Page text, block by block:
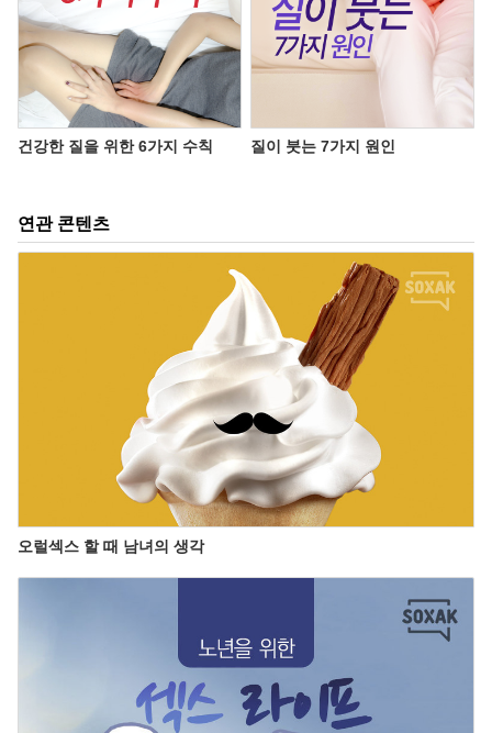
건강한 질을 위한 6가지 수칙 질이 붓는 7가지 원인
연관 콘텐츠
오럴섹스 할 때 남녀의 생각